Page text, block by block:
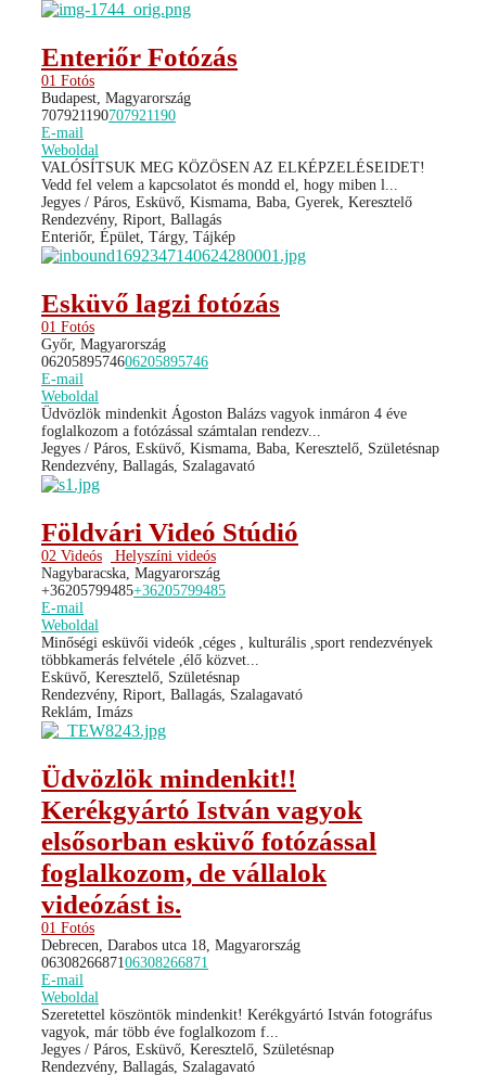
Enteriőr Fotózás
01 Fotós
Budapest, Magyarország
707921190707921190
E-mail
Weboldal
VALÓSÍTSUK MEG KÖZÖSEN AZ ELKÉPZELÉSEIDET!
Vedd fel velem a kapcsolatot és mondd el, hogy miben l...
Jegyes / Páros, Esküvő, Kismama, Baba, Gyerek, Keresztelő
Rendezvény, Riport, Ballagás
Enteriőr, Épület, Tárgy, Tájkép
Esküvő lagzi fotózás
01 Fotós
Győr, Magyarország
0620589574606205895746
E-mail
Weboldal
Üdvözlök mindenkit Ágoston Balázs vagyok inmáron 4 éve
foglalkozom a fotózással számtalan rendezv...
Jegyes / Páros, Esküvő, Kismama, Baba, Keresztelő, Születésnap
Rendezvény, Ballagás, Szalagavató
Földvári Videó Stúdió
02 Videós
Helyszíni videós
Nagybaracska, Magyarország
+36205799485+36205799485
E-mail
Weboldal
Minőségi esküvői videók ,céges , kulturális ,sport rendezvények
többkamerás felvétele ,élő közvet...
Esküvő, Keresztelő, Születésnap
Rendezvény, Riport, Ballagás, Szalagavató
Reklám, Imázs
Üdvözlök mindenkit!!
Kerékgyártó István vagyok
elsősorban esküvő fotózással
foglalkozom, de vállalok
videózást is.
01 Fotós
Debrecen, Darabos utca 18, Magyarország
06308266871 06308266871
E-mail
Weboldal
Szeretettel köszöntök mindenkit! Kerékgyártó István fotográfus
vagyok, már több éve foglalkozom f...
Jegyes / Páros, Esküvő, Keresztelő, Születésnap
Rendezvény, Ballagás, Szalagavató